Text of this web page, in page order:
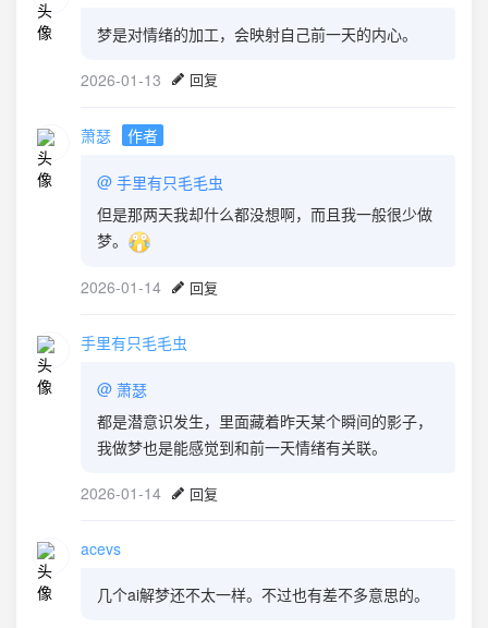
梦是对情绪的加工，会映射自己前一天的内心。
2026-01-13 回复
萧瑟 作者
@ 手里有只毛毛虫
但是那两天我却什么都没想啊，而且我一般很少做
梦。
2026-01-14 回复
手里有只毛毛虫
@ 萧瑟
都是潜意识发生，里面藏着昨天某个瞬间的影子，
我做梦也是能感觉到和前一天情绪有关联。
2026-01-14 回复
acevs
几个ai解梦还不太一样。不过也有差不多意思的。